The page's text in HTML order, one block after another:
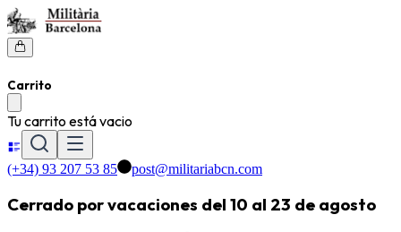
Carrito
Tu carrito está vacio
(+34) 93 207 53 85 post@militariabcn.com
Cerrado por vacaciones del 10 al 23 de agosto